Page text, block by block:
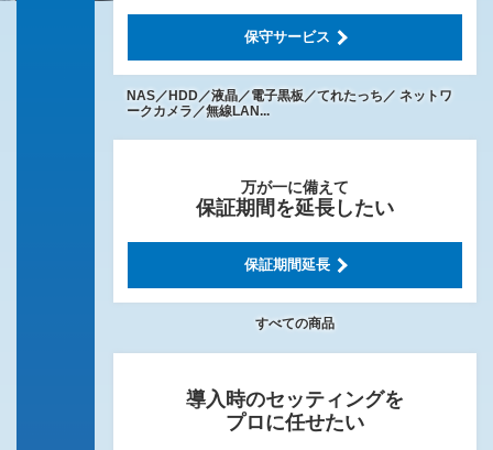
保守サービス
NAS／HDD／液晶／電子黒板／てれたっち／ ネットワ
ークカメラ／無線LAN...
万が一に備えて
保証期間を延長したい
保証期間延長
すべての商品
導入時のセッティングを
プロに任せたい